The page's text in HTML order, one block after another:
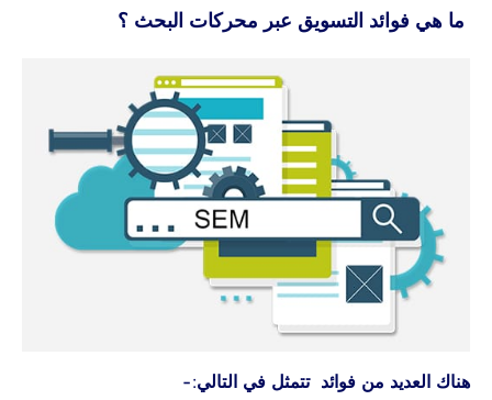
ما هي فوائد التسويق عبر محركات البحث ؟
هناك العديد من فوائد تتمثل في التالي:-